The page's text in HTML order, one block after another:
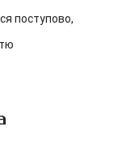
поступово,